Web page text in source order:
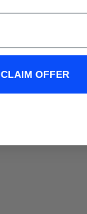
CLAIM OFFER